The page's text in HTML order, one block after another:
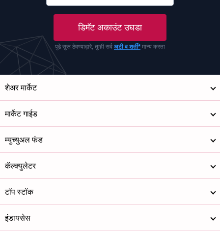
डिमॅट अकाउंट उघडा
पुढे सुरू ठेवण्याद्वारे, तुम्ही सर्व अटी व शर्ती*मान्य करता
शेअर मार्केट
मार्केट गाईड
म्युच्युअल फंड
कॅल्क्युलेटर
टॉप स्टॉक
इंडायसेस